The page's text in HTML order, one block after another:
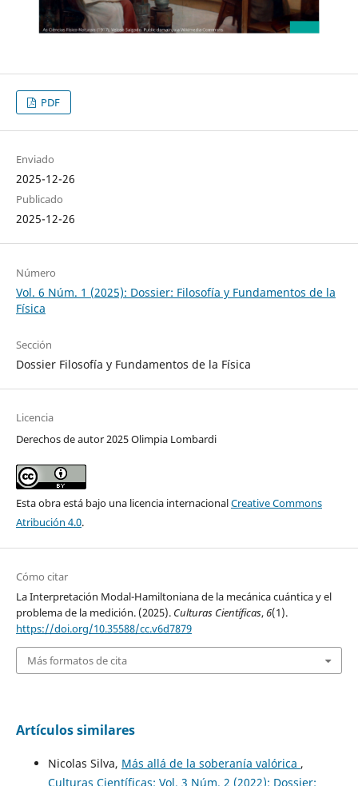
PDF
Enviado
2025-12-26
Publicado
2025-12-26
Número
Vol. 6 Núm. 1 (2025): Dossier: Filosofía y Fundamentos de la
Física
Sección
Dossier Filosofía y Fundamentos de la Física
Licencia
Derechos de autor 2025 Olimpia Lombardi
Esta obra está bajo una licencia internacionalCreative Commons
Atribución 4.0.
Cómo citar
La Interpretación Modal-Hamiltoniana de la mecánica cuántica y el
problema de la medición. (2025). Culturas Científicas,6(1).
https://doi.org/10.35588/cc.v6d7879
Más formatos de cita
Artículos similares
Nicolas Silva, Más allá de la soberanía valórica ,
Culturas Científicas: Vol. 3 Núm. 2 (2022): Dossier: